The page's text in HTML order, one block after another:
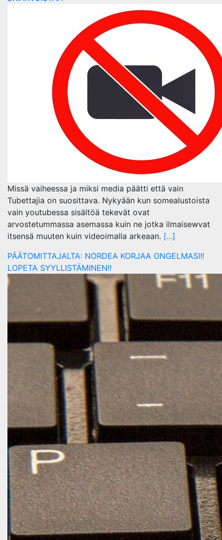
Missä vaiheessa ja miksi media päätti että vain
Tubettajia on suosittava. Nykyään kun somealustoista
vain youtubessa sisältöä tekevät ovat
arvostetummassa asemassa kuin ne jotka ilmaisewvat
itsensä muuten kuin videoimalla arkeaan. [...]
PÄÄTOMITTAJALTA: NORDEA KORJAA ONGELMASI!!
LOPETA SYYLLISTÄMINEN!!